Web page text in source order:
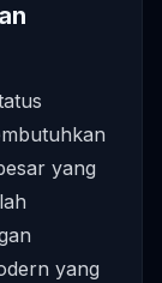
yang
yang